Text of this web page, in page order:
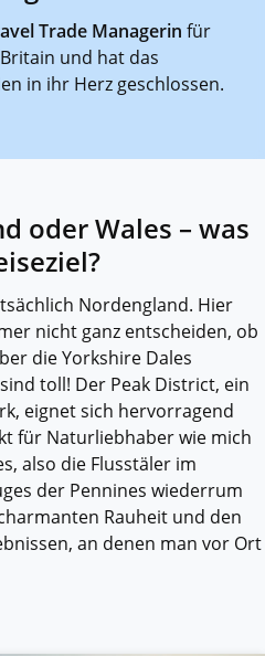
Trade Managerin für
und hat das
in ihr Herz geschlossen.
oder Wales – was
Nordengland. Hier
nicht ganz entscheiden, ob
die Yorkshire Dales
toll! Der Peak District, ein
eignet sich hervorragend
für Naturliebhaber wie mich
also die Flusstäler im
der Pennines wiederrum
Rauheit und den
an denen man vor Ort